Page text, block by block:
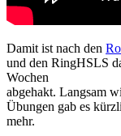
Damit ist nach den
und den RingHSLS
Wochen
abgehakt. Langsam
Übungen gab es
mehr.